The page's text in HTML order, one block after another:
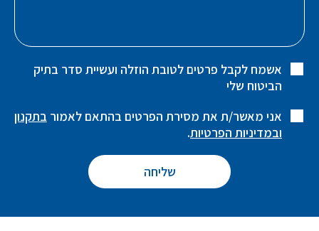
אשמח לקבל פרטים לטובת הוזלה ועשיית סדר בתיק
הביטוח שלי
אני מאשר/ת את מסירת הפרטים בהתאם לאמור בתקנון
ובמדיניות הפרטיות.